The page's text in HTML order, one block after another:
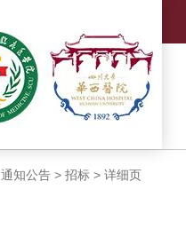
通知公告 > 招标 > 详细页